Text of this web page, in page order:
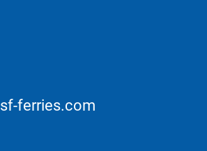
ferries.com